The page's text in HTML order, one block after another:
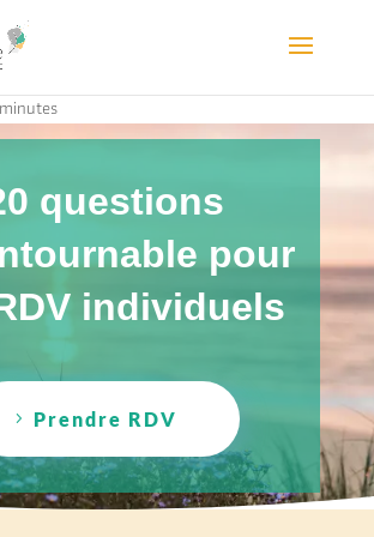
minutes
questions
pour
individuels
Prendre RDV